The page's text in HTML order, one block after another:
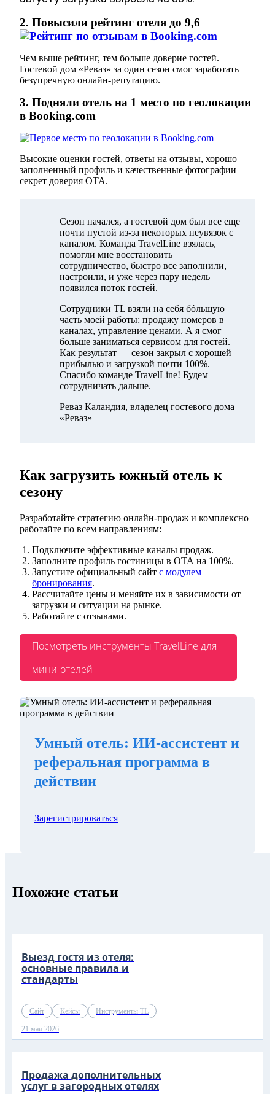
2. Повысили рейтинг отеля до 9,6
Чем выше рейтинг, тем больше доверие гостей.
Гостевой дом «Реваз» за один сезон смог заработать
безупречную онлайн-репутацию.
3. Подняли отель на 1 место по геолокации
в Booking.com
Высокие оценки гостей, ответы на отзывы, хорошо
заполненный профиль и качественные фотографии —
секрет доверия ОТА.
Сезон начался, а гостевой дом был все еще
почти пустой из-за некоторых неувязок с
каналом. Команда TravelLine взялась,
помогли мне восстановить
сотрудничество, быстро все заполнили,
настроили, и уже через пару недель
появился поток гостей.
Сотрудники TL взяли на себя бóльшую
часть моей работы: продажу номеров в
каналах, управление ценами. А я смог
больше заниматься сервисом для гостей.
Как результат — сезон закрыл с хорошей
прибылью и загрузкой почти 100%.
Спасибо команде TravelLine! Будем
сотрудничать дальше.
Реваз Каландия, владелец гостевого дома
«Реваз»
Как загрузить южный отель к
сезону
Разработайте стратегию онлайн-продаж и комплексно
работайте по всем направлениям:
Подключите эффективные каналы продаж.
Заполните профиль гостиницы в ОТА на 100%.
Запустите официальный сайт с модулем
бронирования.
Рассчитайте цены и меняйте их в зависимости от
загрузки и ситуации на рынке.
Работайте с отзывами.
Посмотреть инструменты TravelLine для
мини-отелей
Умный отель: ИИ-ассистент и
реферальная программа в
действии
Зарегистрироваться
Похожие статьи
Выезд гостя из отеля:
основные правила и
стандарты
Сайт Кейсы Инструменты TL
21 мая 2026
Продажа дополнительных
услуг в загородных отелях